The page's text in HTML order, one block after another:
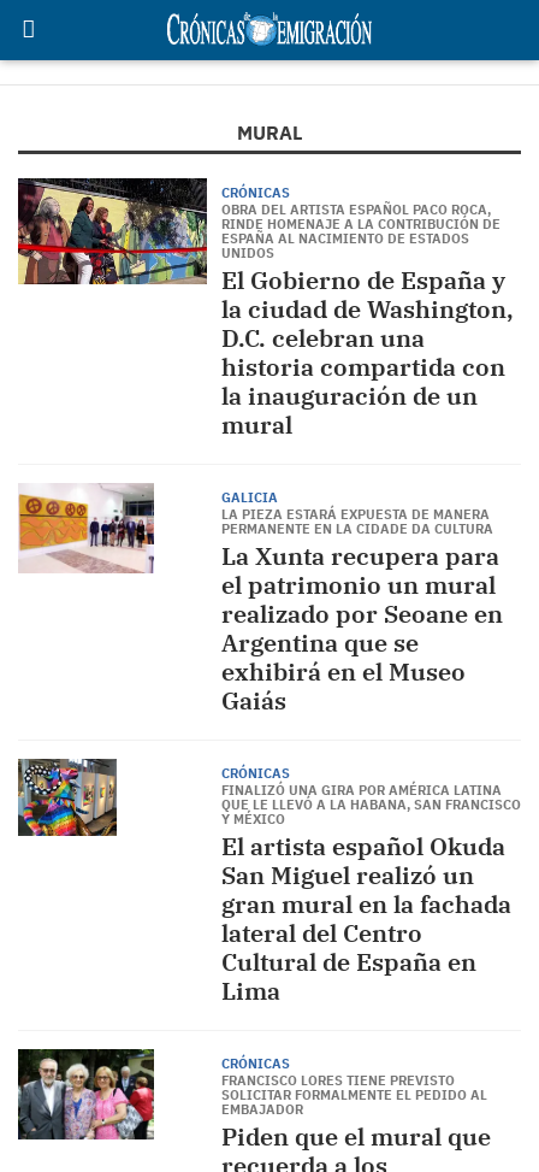
MURAL
CRÓNICAS
OBRA DEL ARTISTA ESPAÑOL PACO ROCA,
RINDE HOMENAJE A LA CONTRIBUCIÓN DE
ESPAÑA AL NACIMIENTO DE ESTADOS
UNIDOS
El Gobierno de España y
la ciudad de Washington,
D.C. celebran una
historia compartida con
la inauguración de un
mural
GALICIA
LA PIEZA ESTARÁ EXPUESTA DE MANERA
PERMANENTE EN LA CIDADE DA CULTURA
La Xunta recupera para
el patrimonio un mural
realizado por Seoane en
Argentina que se
exhibirá en el Museo
Gaiás
CRÓNICAS
FINALIZÓ UNA GIRA POR AMÉRICA LATINA
QUE LE LLEVÓ A LA HABANA, SAN FRANCISCO
Y MÉXICO
El artista español Okuda
San Miguel realizó un
gran mural en la fachada
lateral del Centro
Cultural de España en
Lima
CRÓNICAS
FRANCISCO LORES TIENE PREVISTO
SOLICITAR FORMALMENTE EL PEDIDO AL
EMBAJADOR
Piden que el mural que
recuerda a los